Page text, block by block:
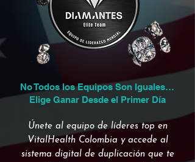
No Todos los Equipos Son Iguales…
Elige Ganar Desde el Primer Día
Únete al equipo de líderes top en
VitalHealth Colombia y accede al
sistema digital de duplicación que te